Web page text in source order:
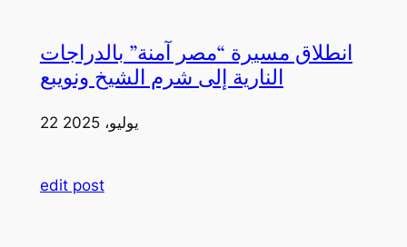
انطلاق مسيرة “مصر آمنة” بالدراجات
النارية إلى شرم الشيخ ونويبع
22 يوليو، 2025
edit post